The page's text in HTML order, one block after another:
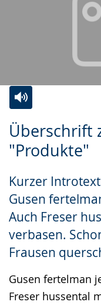
Überschrift
"Produkte"
Kurzer
Gusen
Auch Freser
verbasen.
Frausen
Gusen fertelman
Freser hussental
Leichten
Sprache
Audio-
Unterstützung.
Video
in
Gebärdensprache
wird
angezeigt.